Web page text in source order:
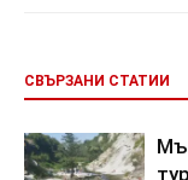
СВЪРЗАНИ СТАТИИ